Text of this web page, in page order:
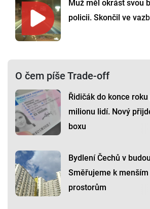
Muž měl okrást svou
policii. Skončil ve
O čem píše Trade-off
Řidičák do konce
milionu lidí. Nový
boxu
Bydlení Čechů v
Směřujeme k
prostorům